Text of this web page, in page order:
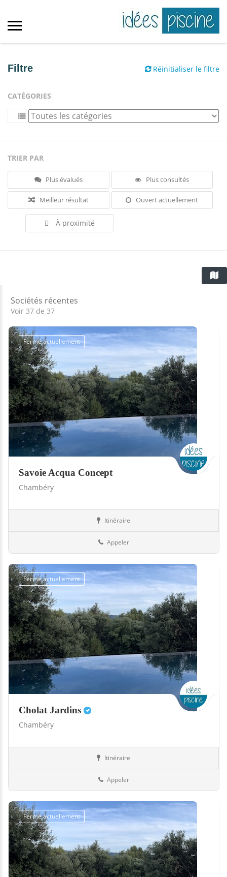
Filtre Réinitialiser le filtre
CATÉGORIES
TRIER PAR
Plus évalués Plus consultés
Meilleur résultat Ouvert actuellement
À proximité
Sociétés récentes
Voir 37 de 37
Fermé actuellement
Savoie Acqua Concept
Chambéry
Itinéraire
Appeler
Fermé actuellement
Cholat Jardins
Chambéry
Itinéraire
Appeler
Fermé actuellement